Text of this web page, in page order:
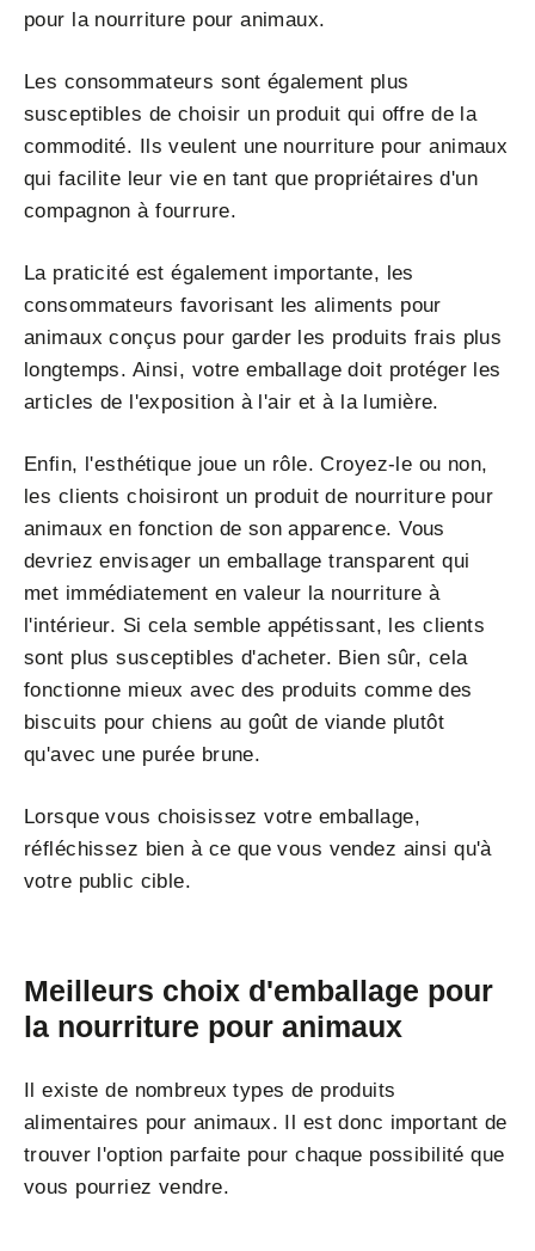
pour la nourriture pour animaux.
Les consommateurs sont également plus
susceptibles de choisir un produit qui offre de la
commodité. Ils veulent une nourriture pour animaux
qui facilite leur vie en tant que propriétaires d'un
compagnon à fourrure.
La praticité est également importante, les
consommateurs favorisant les aliments pour
animaux conçus pour garder les produits frais plus
longtemps. Ainsi, votre emballage doit protéger les
articles de l'exposition à l'air et à la lumière.
Enfin, l'esthétique joue un rôle. Croyez-le ou non,
les clients choisiront un produit de nourriture pour
animaux en fonction de son apparence. Vous
devriez envisager un emballage transparent qui
met immédiatement en valeur la nourriture à
l'intérieur. Si cela semble appétissant, les clients
sont plus susceptibles d'acheter. Bien sûr, cela
fonctionne mieux avec des produits comme des
biscuits pour chiens au goût de viande plutôt
qu'avec une purée brune.
Lorsque vous choisissez votre emballage,
réfléchissez bien à ce que vous vendez ainsi qu'à
votre public cible.
Meilleurs choix d'emballage pour
la nourriture pour animaux
Il existe de nombreux types de produits
alimentaires pour animaux. Il est donc important de
trouver l'option parfaite pour chaque possibilité que
vous pourriez vendre.